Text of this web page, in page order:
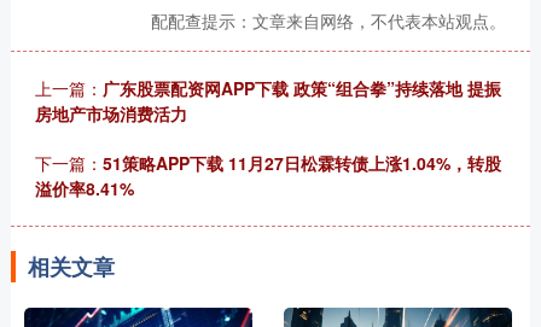
配配查提示：文章来自网络，不代表本站观点。
上一篇： 广东股票配资网APP下载 政策“组合拳”持续落地 提振
房地产市场消费活力
下一篇： 51策略APP下载 11月27日松霖转债上涨1.04%，转股
溢价率8.41%
相关文章